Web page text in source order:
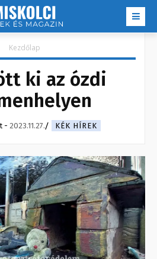
Kezdőlap
ki az ózdi
- 2023.11.27. KÉK HÍREK